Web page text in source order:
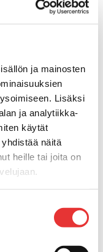
ja mainosten
Lisäksi
ja analytiikka-
käytät
näitä
heille tai joita on